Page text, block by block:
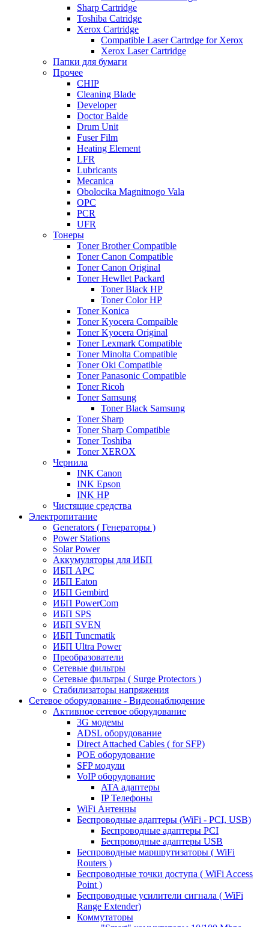
Sharp Cartridge
Toshiba Catridge
Xerox Cartridge
Compatible Laser Cartrdge for Xerox
Xerox Laser Cartridge
Папки для бумаги
Прочее
CHIP
Cleaning Blade
Developer
Doctor Balde
Drum Unit
Fuser Film
Heating Element
LFR
Lubricants
Mecanica
Obolocika Magnitnogo Vala
OPC
PCR
UFR
Тонеры
Toner Brother Compatible
Toner Canon Compatible
Toner Canon Original
Toner Hewllet Packard
Toner Black HP
Toner Color HP
Toner Konica
Toner Kyocera Compaible
Toner Kyocera Original
Toner Lexmark Compatible
Toner Minolta Compatible
Toner Oki Compatible
Toner Panasonic Compatible
Toner Ricoh
Toner Samsung
Toner Black Samsung
Toner Sharp
Toner Sharp Compatible
Toner Toshiba
Toner XEROX
Чернила
INK Canon
INK Epson
INK HP
Чистящие средства
Электропитание
Generators ( Генераторы )
Power Stations
Solar Power
Аккумуляторы для ИБП
ИБП APC
ИБП Eaton
ИБП Gembird
ИБП PowerCom
ИБП SPS
ИБП SVEN
ИБП Tuncmatik
ИБП Ultra Power
Преобразователи
Сетевые фильтры
Сетевые фильтры ( Surge Protectors )
Стабилизаторы напряжения
Сетевое оборудование - Видеонаблюдение
Активное сетевое оборудование
3G модемы
ADSL оборудование
Direct Attached Cables ( for SFP)
POE оборудование
SFP модули
VoIP оборудование
ATA адаптеры
IP Телефоны
WiFi Антенны
Беспроводные адаптеры (WiFi - PCI, USB)
Беспроводные адаптеры PCI
Беспроводные адаптеры USB
Беспроводные маршрутизаторы ( WiFi
Routers )
Беспроводные точки доступа ( WiFi Access
Point )
Беспроводные усилители сигнала ( WiFi
Range Extender)
Коммутаторы